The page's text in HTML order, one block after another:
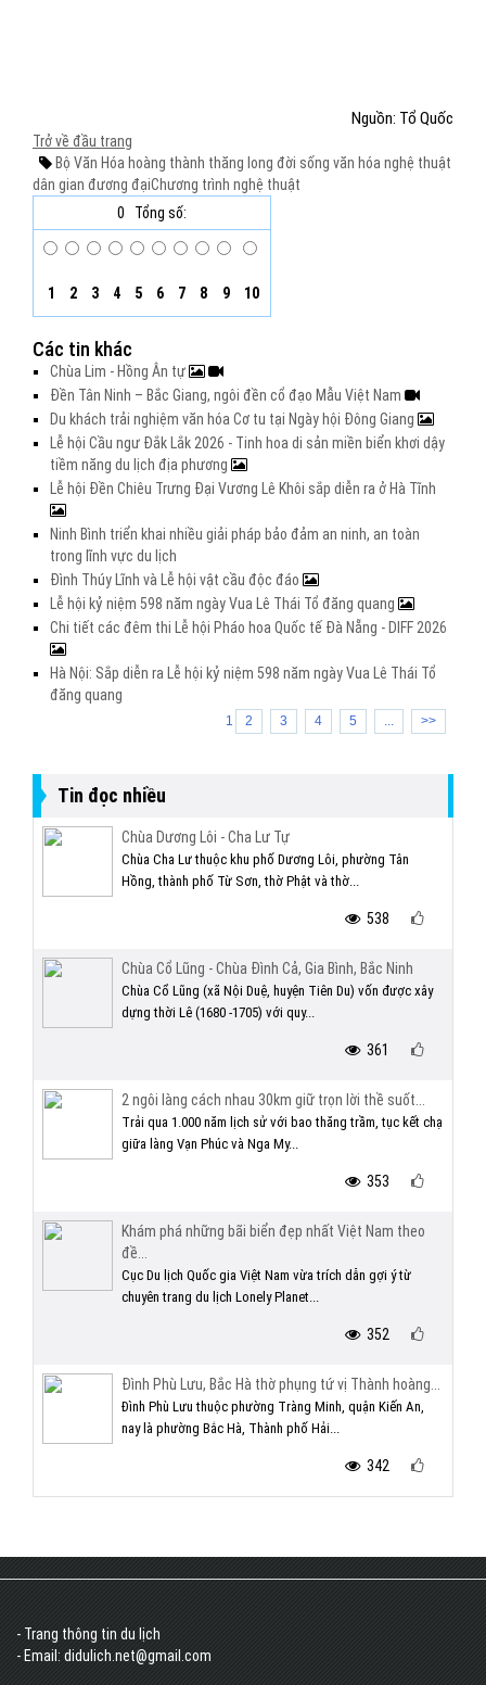
Nguồn: Tổ Quốc
Trở về đầu trang
Bộ Văn Hóa hoàng thành thăng long đời sống văn hóa nghệ thuật
dân gian đương đạiChương trình nghệ thuật
0
Tổng số:
1 2 3 4 5 6 7 8 9 10
Các tin khác
Chùa Lim - Hồng Ân tự
Đền Tân Ninh – Bắc Giang, ngôi đền cổ đạo Mẫu Việt Nam
Du khách trải nghiệm văn hóa Cơ tu tại Ngày hội Đông Giang
Lễ hội Cầu ngư Đắk Lắk 2026 - Tinh hoa di sản miền biển khơi dậy
tiềm năng du lịch địa phương
Lễ hội Đền Chiêu Trưng Đại Vương Lê Khôi sắp diễn ra ở Hà Tĩnh
Ninh Bình triển khai nhiều giải pháp bảo đảm an ninh, an toàn
trong lĩnh vực du lịch
Đình Thúy Lĩnh và Lễ hội vật cầu độc đáo
Lễ hội kỷ niệm 598 năm ngày Vua Lê Thái Tổ đăng quang
Chi tiết các đêm thi Lễ hội Pháo hoa Quốc tế Đà Nẵng - DIFF 2026
Hà Nội: Sắp diễn ra Lễ hội kỷ niệm 598 năm ngày Vua Lê Thái Tổ
đăng quang
1 2 3 4 5 ... >>
Tin đọc nhiều
Chùa Dương Lôi - Cha Lư Tự
Chùa Cha Lư thuộc khu phố Dương Lôi, phường Tân
Hồng, thành phố Từ Sơn, thờ Phật và thờ...
538
Chùa Cổ Lũng - Chùa Đình Cả, Gia Bình, Bắc Ninh
Chùa Cổ Lũng (xã Nội Duệ, huyện Tiên Du) vốn được xây
dựng thời Lê (1680 -1705) với quy...
361
2 ngôi làng cách nhau 30km giữ trọn lời thề suốt...
Trải qua 1.000 năm lịch sử với bao thăng trầm, tục kết chạ
giữa làng Vạn Phúc và Nga My...
353
Khám phá những bãi biển đẹp nhất Việt Nam theo
đề...
Cục Du lịch Quốc gia Việt Nam vừa trích dẫn gợi ý từ
chuyên trang du lịch Lonely Planet...
352
Đình Phù Lưu, Bắc Hà thờ phụng tứ vị Thành hoàng...
Đình Phù Lưu thuộc phường Tràng Minh, quận Kiến An,
nay là phường Bắc Hà, Thành phố Hải...
342
- Trang thông tin du lịch
- Email: didulich.net@gmail.com